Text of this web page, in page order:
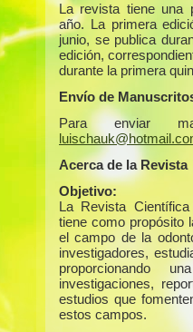
La revista tiene una
año. La primera
junio, se publica
edición,
durante la primera
Envío de
Para enviar
Acerca de la Revista
Objetivo:
La Revista
tiene como propósito
el campo de la
investigadores,
proporcionando
investigaciones,
estudios que
estos campos.